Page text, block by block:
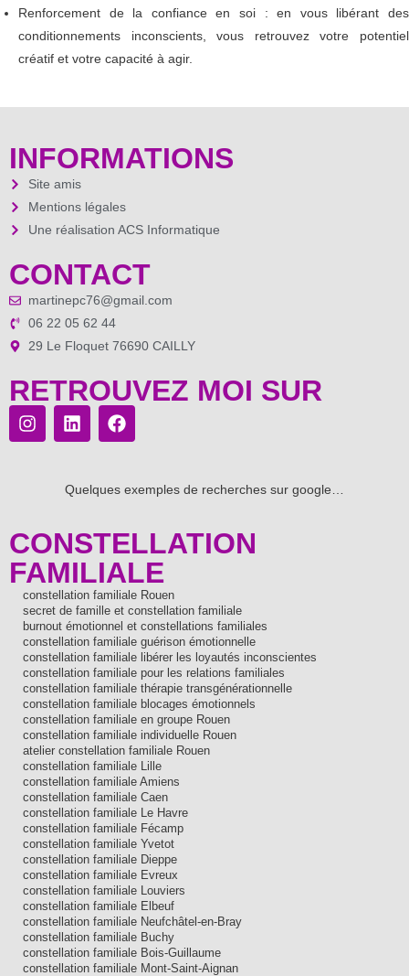
Renforcement de la confiance en soi : en vous libérant des
conditionnements inconscients, vous retrouvez votre potentiel
créatif et votre capacité à agir.
INFORMATIONS
Site amis
Mentions légales
Une réalisation ACS Informatique
CONTACT
martinepc76@gmail.com
06 22 05 62 44
29 Le Floquet 76690 CAILLY
RETROUVEZ MOI SUR
Quelques exemples de recherches sur google…
CONSTELLATION
FAMILIALE
constellation familiale Rouen
secret de famille et constellation familiale
burnout émotionnel et constellations familiales
constellation familiale guérison émotionnelle
constellation familiale libérer les loyautés inconscientes
constellation familiale pour les relations familiales
constellation familiale thérapie transgénérationnelle
constellation familiale blocages émotionnels
constellation familiale en groupe Rouen
constellation familiale individuelle Rouen
atelier constellation familiale Rouen
constellation familiale Lille
constellation familiale Amiens
constellation familiale Caen
constellation familiale Le Havre
constellation familiale Fécamp
constellation familiale Yvetot
constellation familiale Dieppe
constellation familiale Evreux
constellation familiale Louviers
constellation familiale Elbeuf
constellation familiale Neufchâtel-en-Bray
constellation familiale Buchy
constellation familiale Bois-Guillaume
constellation familiale Mont-Saint-Aignan